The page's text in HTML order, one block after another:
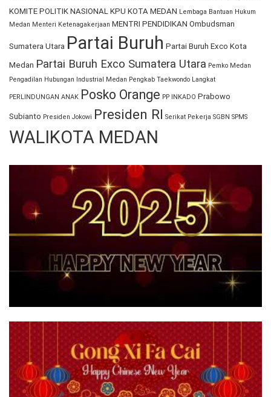
KOMITE POLITIK NASIONAL KPU KOTA MEDAN Lembaga Bantuan Hukum
Medan Menteri Ketenagakerjaan MENTRI PENDIDIKAN Ombudsman
Sumatera Utara Partai Buruh Partai Buruh Exco Kota
Medan Partai Buruh Exco Sumatera Utara Pemko Medan
Pengadilan Hubungan Industrial Medan Pengkab Taekwondo Langkat
PERLINDUNGAN ANAK Posko Orange PP INKADO Prabowo
Subianto Presiden Jokowi Presiden RI Serikat Pekerja SGBN SPMS
WALIKOTA MEDAN